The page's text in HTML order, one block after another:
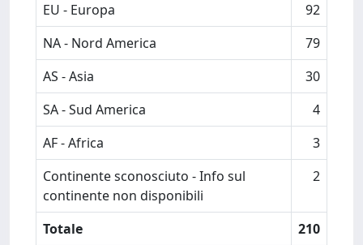
EU - Europa
92
NA - Nord America
79
AS - Asia
30
SA - Sud America
4
AF - Africa
3
Continente sconosciuto - Info sul
continente non disponibili
2
Totale 210